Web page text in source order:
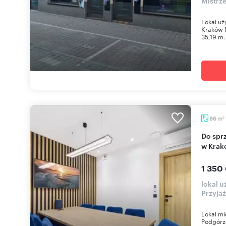
Lokal
Kraków
35,19
86 m2
Do sprzedania funkcjonalny lokal biurowy 86 m²
w
1 350
lokal
Lokal